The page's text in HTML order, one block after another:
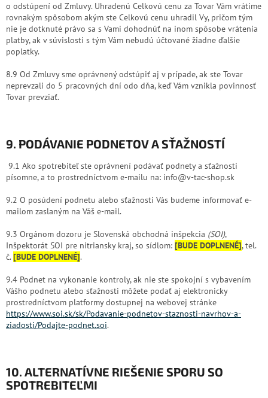
o odstúpení od Zmluvy. Uhradenú Celkovú cenu za Tovar Vám vrátime
rovnakým spôsobom akým ste Celkovú cenu uhradil Vy, pričom tým
nie je dotknuté právo sa s Vami dohodnúť na inom spôsobe vrátenia
platby, ak v súvislosti s tým Vám nebudú účtované žiadne ďalšie
poplatky.
8.9 Od Zmluvy sme oprávnený odstúpiť aj v prípade, ak ste Tovar
neprevzali do 5 pracovných dní odo dňa, keď Vám vznikla povinnosť
Tovar prevziať.
9. PODÁVANIE PODNETOV A SŤAŽNOSTÍ
9.1 Ako spotrebiteľ ste oprávnení podávať podnety a sťažnosti
písomne, a to prostredníctvom e-mailu na: info@v-tac-shop.sk
9.2 O posúdení podnetu alebo sťažnosti Vás budeme informovať e-
mailom zaslaným na Váš e-mail.
9.3 Orgánom dozoru je Slovenská obchodná inšpekcia (SOI),
Inšpektorát SOI pre nitriansky kraj, so sídlom: [BUDE DOPLNENÉ], tel.
č.[BUDE DOPLNENÉ].
9.4 Podnet na vykonanie kontroly, ak nie ste spokojní s vybavením
Vášho podnetu alebo sťažnosti môžete podať aj elektronicky
prostredníctvom platformy dostupnej na webovej stránke
https://www.soi.sk/sk/Podavanie-podnetov-staznosti-navrhov-a-
ziadosti/Podajte-podnet.soi.
10. ALTERNATÍVNE RIEŠENIE SPORU SO
SPOTREBITEĽMI